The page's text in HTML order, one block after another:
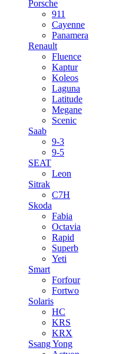
Porsche
911
Cayenne
Panamera
Renault
Fluence
Kaptur
Koleos
Laguna
Latitude
Megane
Scenic
Saab
9-3
9-5
SEAT
Leon
Sitrak
C7H
Skoda
Fabia
Octavia
Rapid
Superb
Yeti
Smart
Forfour
Fortwo
Solaris
HC
KRS
KRX
Ssang Yong